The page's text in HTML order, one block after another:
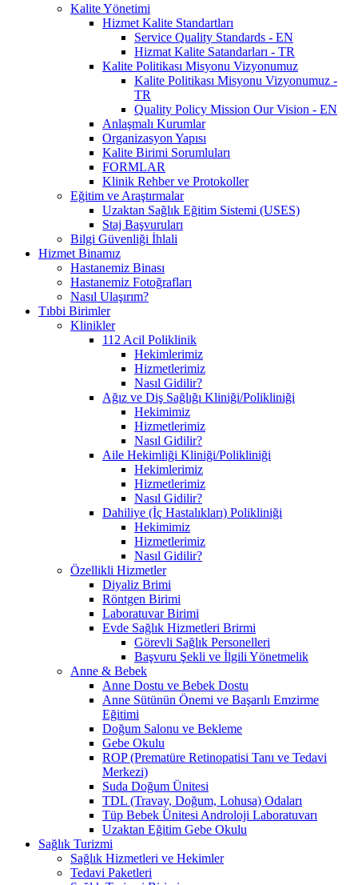
Kalite Yönetimi
Hizmet Kalite Standartları
Service Quality Standards - EN
Hizmat Kalite Satandarları - TR
Kalite Politikası Misyonu Vizyonumuz
Kalite Politikası Misyonu Vizyonumuz -
TR
Quality Policy Mission Our Vision - EN
Anlaşmalı Kurumlar
Organizasyon Yapısı
Kalite Birimi Sorumluları
FORMLAR
Klinik Rehber ve Protokoller
Eğitim ve Araştırmalar
Uzaktan Sağlık Eğitim Sistemi (USES)
Staj Başvuruları
Bilgi Güvenliği İhlali
Hizmet Binamız
Hastanemiz Binası
Hastanemiz Fotoğrafları
Nasıl Ulaşırım?
Tıbbi Birimler
Klinikler
112 Acil Poliklinik
Hekimlerimiz
Hizmetlerimiz
Nasıl Gidilir?
Ağız ve Diş Sağlığı Kliniği/Polikliniği
Hekimimiz
Hizmetlerimiz
Nasıl Gidilir?
Aile Hekimliği Kliniği/Polikliniği
Hekimlerimiz
Hizmetlerimiz
Nasıl Gidilir?
Dahiliye (İç Hastalıkları) Polikliniği
Hekimimiz
Hizmetlerimiz
Nasıl Gidilir?
Özellikli Hizmetler
Diyaliz Brimi
Röntgen Birimi
Laboratuvar Birimi
Evde Sağlık Hizmetleri Brirmi
Görevli Sağlık Personelleri
Başvuru Şekli ve İlgili Yönetmelik
Anne & Bebek
Anne Dostu ve Bebek Dostu
Anne Sütünün Önemi ve Başarılı Emzirme
Eğitimi
Doğum Salonu ve Bekleme
Gebe Okulu
ROP (Prematüre Retinopatisi Tanı ve Tedavi
Merkezi)
Suda Doğum Ünitesi
TDL (Travay, Doğum, Lohusa) Odaları
Tüp Bebek Ünitesi Androloji Laboratuvarı
Uzaktan Eğitim Gebe Okulu
Sağlık Turizmi
Sağlık Hizmetleri ve Hekimler
Tedavi Paketleri